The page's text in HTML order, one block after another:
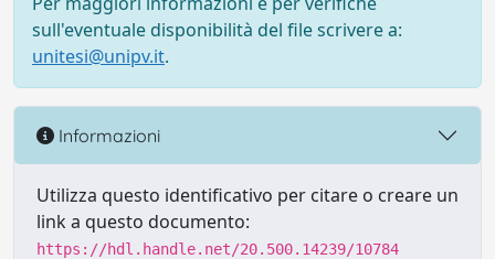
sull'eventuale disponibilità del file scrivere a:
unitesi@unipv.it.
Informazioni
Utilizza questo identificativo per citare o creare un
link a questo documento:
https://hdl.handle.net/20.500.14239/10784